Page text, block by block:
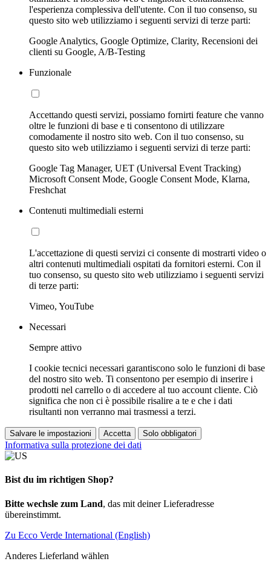
l'esperienza complessiva dell'utente. Con il tuo consenso, su
questo sito web utilizziamo i seguenti servizi di terze parti:
Google Analytics, Google Optimize, Clarity, Recensioni dei
clienti su Google, A/B-Testing
Funzionale
Accettando questi servizi, possiamo fornirti feature che vanno
oltre le funzioni di base e ti consentono di utilizzare
comodamente il nostro sito web. Con il tuo consenso, su
questo sito web utilizziamo i seguenti servizi di terze parti:
Google Tag Manager, UET (Universal Event Tracking)
Microsoft Consent Mode, Google Consent Mode, Klarna,
Freshchat
Contenuti multimediali esterni
L'accettazione di questi servizi ci consente di mostrarti video o
altri contenuti multimediali ospitati da fornitori esterni. Con il
tuo consenso, su questo sito web utilizziamo i seguenti servizi
di terze parti:
Vimeo, YouTube
Necessari
Sempre attivo
I cookie tecnici necessari garantiscono solo le funzioni di base
del nostro sito web. Ti consentono per esempio di inserire i
prodotti nel carrello o di accedere al tuo account cliente. Ciò
significa che non ci è possibile risalire a te e che i dati
risultanti non verranno mai trasmessi a terzi.
Salvare le impostazioni Accetta Solo obbligatori
Informativa sulla protezione dei dati
Bist du im richtigen Shop?
Bitte wechsle zum Land, das mit deiner Lieferadresse
übereinstimmt.
Zu Ecco Verde International (English)
Anderes Lieferland wählen